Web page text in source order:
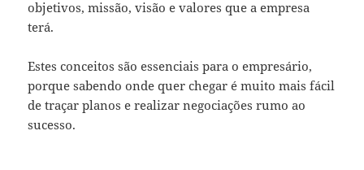
objetivos, missão, visão e valores que a empresa
terá.
Estes conceitos são essenciais para o empresário,
porque sabendo onde quer chegar é muito mais fácil
de traçar planos e realizar negociações rumo ao
sucesso.